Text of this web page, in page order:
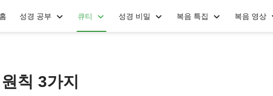
홈 성경 공부 큐티 성경 비밀 복음 특집 복음 영상
칙 3가지